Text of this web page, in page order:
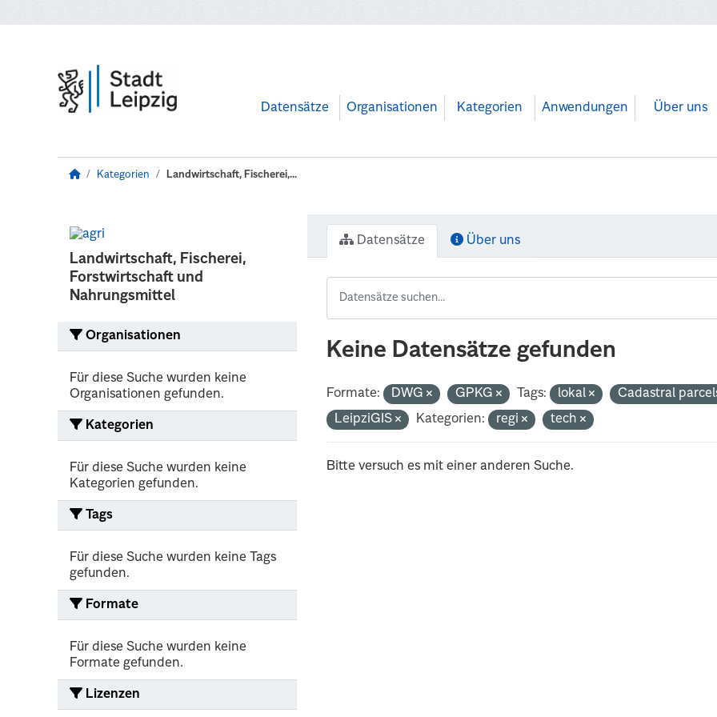
Datensätze Organisationen Kategorien Anwendungen Über uns
Kategorien Landwirtschaft, Fischerei,...
Landwirtschaft, Fischerei,
Forstwirtschaft und
Nahrungsmittel
Organisationen
Für diese Suche wurden keine
Organisationen gefunden.
Kategorien
Für diese Suche wurden keine
Kategorien gefunden.
Tags
Für diese Suche wurden keine Tags
gefunden.
Formate
Für diese Suche wurden keine
Formate gefunden.
Lizenzen
Datensätze Über uns
Keine Datensätze gefunden
Formate: DWG GPKG Tags: lokal
Cadastral
LeipziGIS
Kategorien: regi tech
Bitte versuch es mit einer anderen Suche.